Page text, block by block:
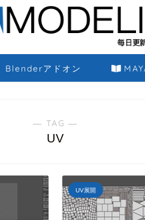
Blenderアドオン
― TAG ―
UV
UV展開